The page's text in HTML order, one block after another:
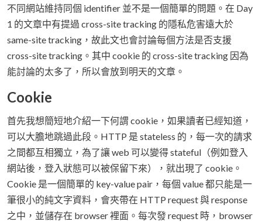
不同網站維持同個 identifier 並不是一個簡單的問題。在 Day
1 的文章中有提過 cross-site tracking 的隱私危害遠大於
same-site tracking，故此文也會討論每個方法是否支援
cross-site tracking。其中 cookie 的 cross-site tracking 因為
能討論的太多了，所以會放到明天的文章。
Cookie
首先我想簡短地介紹一下何謂 cookie，如果讀者已經知道，
可以大膽地跳過此段。HTTP 是 stateless 的，每一次的請求
之間都互相獨立，為了讓 web 可以變得 stateful（例如登入
網站後，登入狀態可以被保留下來），就出現了 cookie。
Cookie 是一個簡單的 key-value pair，每個 value 都只能是一
筆很小的純文字資料，會夾帶在 HTTP request 與 response
之中，並儲存在 browser 裡面。每次發 request 時，browser